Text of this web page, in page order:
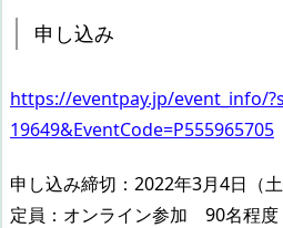
申し込み
https://eventpay.jp/event_info/
19649&EventCode=P555965705
申し込み締切：2022年3月4日（
定員：オンライン参加 90名程度